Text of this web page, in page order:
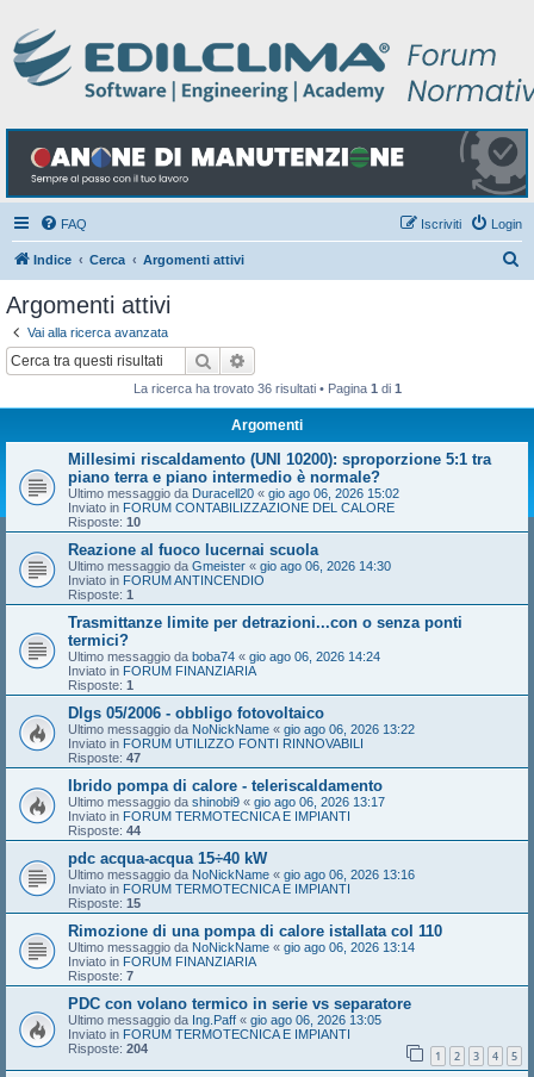
FAQ Login
Iscriviti
Indice Cerca Argomenti attivi
Argomenti attivi
Vai alla ricerca avanzata
Cerca
La ricerca ha trovato 36 risultati • Pagina 1 di 1
Argomenti
Millesimi riscaldamento (UNI 10200): sproporzione 5:1 tra
piano terra e piano intermedio è normale?
Ultimo messaggio da Duracell20 « gio ago 06, 2026 15:02
Inviato in FORUM CONTABILIZZAZIONE DEL CALORE
Risposte: 10
Reazione al fuoco lucernai scuola
Ultimo messaggio da Gmeister « gio ago 06, 2026 14:30
Inviato in FORUM ANTINCENDIO
Risposte: 1
Trasmittanze limite per detrazioni...con o senza ponti
termici?
Ultimo messaggio da boba74 « gio ago 06, 2026 14:24
Inviato in FORUM FINANZIARIA
Risposte: 1
Dlgs 05/2006 - obbligo fotovoltaico
Ultimo messaggio da NoNickName « gio ago 06, 2026 13:22
Inviato in FORUM UTILIZZO FONTI RINNOVABILI
Risposte: 47
Ibrido pompa di calore - teleriscaldamento
Ultimo messaggio da shinobi9 « gio ago 06, 2026 13:17
Inviato in FORUM TERMOTECNICA E IMPIANTI
Risposte: 44
pdc acqua-acqua 15÷40 kW
Ultimo messaggio da NoNickName « gio ago 06, 2026 13:16
Inviato in FORUM TERMOTECNICA E IMPIANTI
Risposte: 15
Rimozione di una pompa di calore istallata col 110
Ultimo messaggio da NoNickName « gio ago 06, 2026 13:14
Inviato in FORUM FINANZIARIA
Risposte: 7
PDC con volano termico in serie vs separatore
Ultimo messaggio da Ing.Paff « gio ago 06, 2026 13:05
Inviato in FORUM TERMOTECNICA E IMPIANTI
Risposte: 204 1 2 3 4 5